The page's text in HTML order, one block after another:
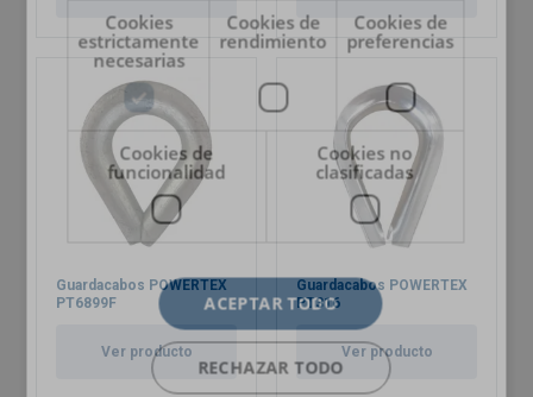
Guardacabos POWERTEX
PT6899F
Ver producto
Guardacabos POWERTEX
PT316
Ver producto
Cookies
estrictamente
necesarias
Cookies de
rendimiento
Cookies de
preferencias
Cookies de
funcionalidad
Cookies no
clasificadas
ACEPTAR TODO
RECHAZAR TODO